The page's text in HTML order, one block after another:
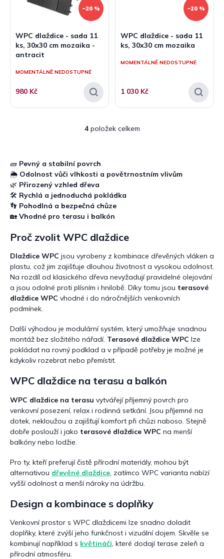
–20 %
WPC dlaždice - sada 11
ks, 30x30 cm mozaika -
antracit
MOMENTÁLNĚ NEDOSTUPNÉ
980 Kč
–20 %
WPC dlaždice - sada 11
ks, 30x30 cm mozaika
MOMENTÁLNĚ NEDOSTUPNÉ
1 030 Kč
O
d
a
í
p
r
k
v
ý
p
i
s
u
4položek celkem
🧱 Pevný a stabilní povrch
🌦️ Odolnost vůči vlhkosti a povětrnostním vlivům
🌿 Přirozený vzhled dřeva
🛠️ Rychlá a jednoduchá pokládka
👣 Pohodlná a bezpečná chůze
🏡 Vhodné pro terasu i balkón
Proč zvolit WPC dlaždice
Dlaždice WPC jsou vyrobeny z kombinace dřevěných vláken a
plastu, což jim zajišťuje dlouhou životnost a vysokou odolnost.
Na rozdíl od klasického dřeva nevyžadují pravidelné olejování
a jsou odolné proti plísním i hnilobě. Díky tomu jsou terasové
dlaždice WPC vhodné i do náročnějších venkovních
podmínek.
Další výhodou je modulární systém, který umožňuje snadnou
montáž bez složitého nářadí. Terasové dlaždice WPC lze
pokládat na rovný podklad a v případě potřeby je možné je
kdykoliv rozebrat nebo přemístit.
WPC dlaždice na terasu a balkón
WPC dlaždice na terasu vytvářejí příjemný povrch pro
venkovní posezení, relax i rodinná setkání. Jsou příjemné na
dotek, nekloužou a zajišťují komfort při chůzi naboso. Stejně
dobře poslouží i jako terasové dlaždice WPC na menší
balkóny nebo lodžie.
Pro ty, kteří preferují čistě přírodní materiály, mohou být
alternativou dřevěné dlaždice, zatímco WPC varianta nabízí
vyšší odolnost a menší nároky na údržbu.
Design a kombinace s doplňky
Venkovní prostor s WPC dlaždicemi lze snadno doladit
doplňky, které zvýší jeho funkčnost i vizuální dojem. Skvěle se
kombinují například s květináči, které dodají terase zeleň a
přírodní atmosféru.